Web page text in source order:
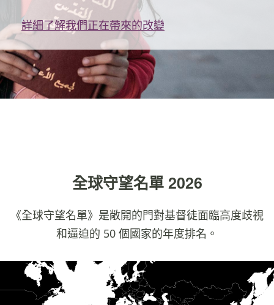
詳細了解我們正在帶來的改變
全球守望名單 2026
《全球守望名單》是敞開的門對基督徒面臨高度歧視
和逼迫的 50 個國家的年度排名。